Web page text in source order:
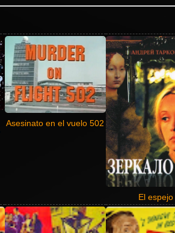
Asesinato en el vuelo 502
El espejo